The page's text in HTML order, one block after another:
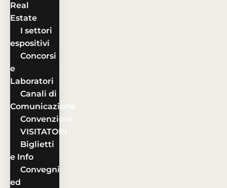
Real
Estate
I settori
espositivi
Concorsi
e
Laboratori
Canali di
Comunicazione
Convenzioni
VISITATORI
Biglietti
e Info
Convegni
ed